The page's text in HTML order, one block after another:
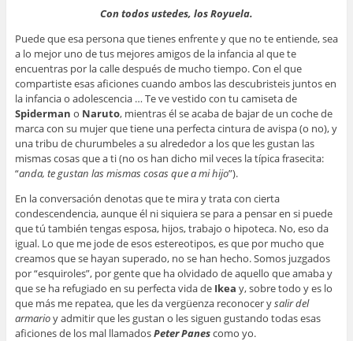
Con todos ustedes, los Royuela.
Puede que esa persona que tienes enfrente y que no te entiende, sea
a lo mejor uno de tus mejores amigos de la infancia al que te
encuentras por la calle después de mucho tiempo. Con el que
compartiste esas aficiones cuando ambos las descubristeis juntos en
la infancia o adolescencia … Te ve vestido con tu camiseta de
Spiderman o Naruto, mientras él se acaba de bajar de un coche de
marca con su mujer que tiene una perfecta cintura de avispa (o no), y
una tribu de churumbeles a su alrededor a los que les gustan las
mismas cosas que a ti (no os han dicho mil veces la típica frasecita:
“anda, te gustan las mismas cosas que a mi hijo”).
En la conversación denotas que te mira y trata con cierta
condescendencia, aunque él ni siquiera se para a pensar en si puede
que tú también tengas esposa, hijos, trabajo o hipoteca. No, eso da
igual. Lo que me jode de esos estereotipos, es que por mucho que
creamos que se hayan superado, no se han hecho. Somos juzgados
por “esquiroles”, por gente que ha olvidado de aquello que amaba y
que se ha refugiado en su perfecta vida de Ikea y, sobre todo y es lo
que más me repatea, que les da vergüenza reconocer ysalir del
armarioy admitir que les gustan o les siguen gustando todas esas
aficiones de los mal llamadosPeter Panescomo yo.